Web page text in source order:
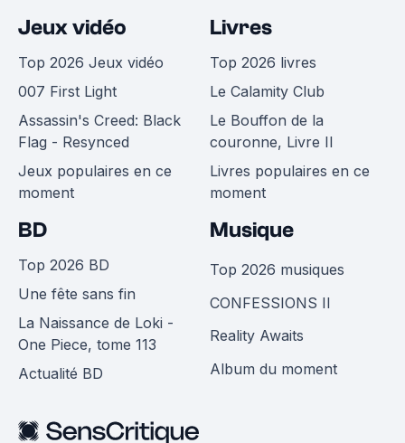
Jeux vidéo
Top 2026 Jeux vidéo
007 First Light
Assassin's Creed: Black
Flag - Resynced
Jeux populaires en ce
moment
Livres
Top 2026 livres
Le Calamity Club
Le Bouffon de la
couronne, Livre II
Livres populaires en ce
moment
BD
Top 2026 BD
Une fête sans fin
La Naissance de Loki -
One Piece, tome 113
Actualité BD
Musique
Top 2026 musiques
CONFESSIONS II
Reality Awaits
Album du moment